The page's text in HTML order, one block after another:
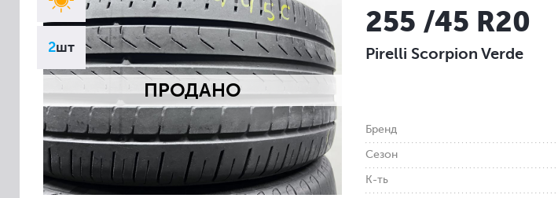
Ширина
Всі
Профіль
Всі
Діаметр
Всі
Сезон
Всі
ПРОДАНО
2шт
255 /45 R20
Pirelli Scorpion Verde
Бренд
Сезон
К-ть